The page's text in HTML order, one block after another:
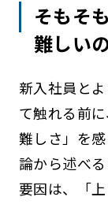
そもそ
難しい
新入社員と
て触れる前
難しさ」を
論から述べ
要因は、「